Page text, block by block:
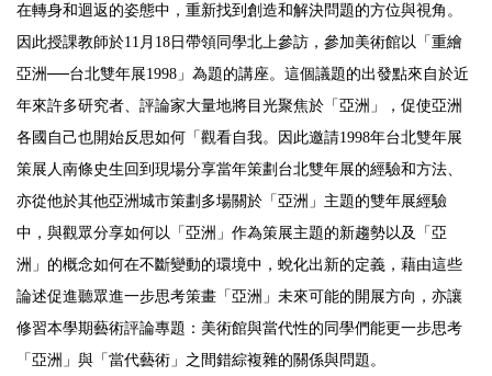
在轉身和迴返的姿態中，重新找到創造和解決問題的方位與視角。
因此授課教師於11月18日帶領同學北上參訪，參加美術館以「重繪
亞洲──台北雙年展1998」為題的講座。這個議題的出發點來自於近
年來許多研究者、評論家大量地將目光聚焦於「亞洲」，促使亞洲
各國自己也開始反思如何「觀看自我。因此邀請1998年台北雙年展
策展人南條史生回到現場分享當年策劃台北雙年展的經驗和方法、
亦從他於其他亞洲城市策劃多場關於「亞洲」主題的雙年展經驗
中，與觀眾分享如何以「亞洲」作為策展主題的新趨勢以及「亞
洲」的概念如何在不斷變動的環境中，蛻化出新的定義，藉由這些
論述促進聽眾進一步思考策畫「亞洲」未來可能的開展方向，亦讓
修習本學期藝術評論專題：美術館與當代性的同學們能更一步思考
「亞洲」與「當代藝術」之間錯綜複雜的關係與問題。